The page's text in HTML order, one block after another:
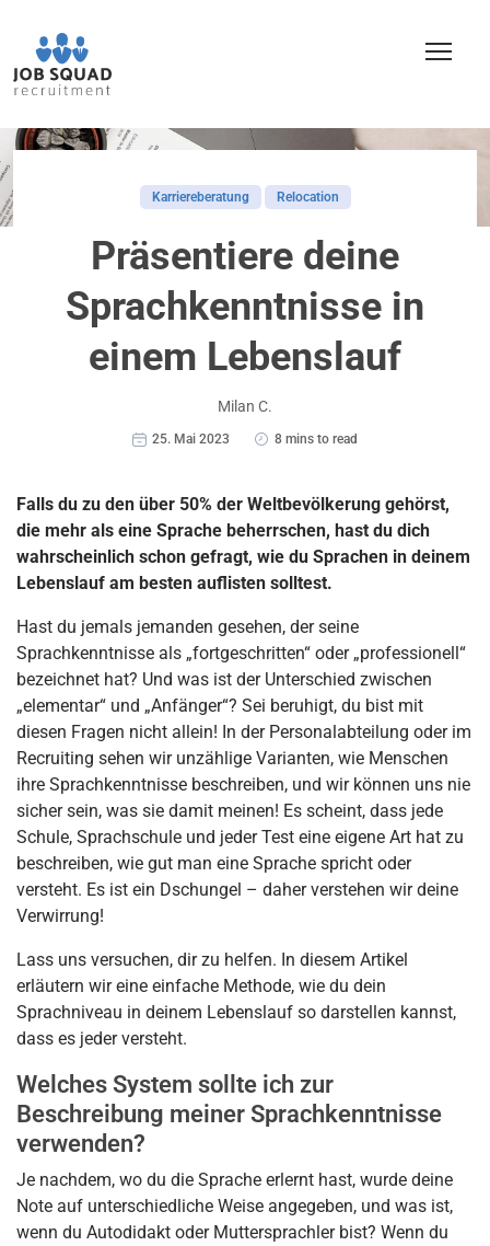
Karriereberatung Relocation
Präsentiere deine
Sprachkenntnisse in
einem Lebenslauf
Milan C.
25. Mai 2023 8 mins to read
Falls du zu den über 50% der Weltbevölkerung gehörst,
die mehr als eine Sprache beherrschen, hast du dich
wahrscheinlich schon gefragt, wie du Sprachen in deinem
Lebenslauf am besten auflisten solltest.
Hast du jemals jemanden gesehen, der seine
Sprachkenntnisse als „fortgeschritten“ oder „professionell“
bezeichnet hat? Und was ist der Unterschied zwischen
„elementar“ und „Anfänger“? Sei beruhigt, du bist mit
diesen Fragen nicht allein! In der Personalabteilung oder im
Recruiting sehen wir unzählige Varianten, wie Menschen
ihre Sprachkenntnisse beschreiben, und wir können uns nie
sicher sein, was sie damit meinen! Es scheint, dass jede
Schule, Sprachschule und jeder Test eine eigene Art hat zu
beschreiben, wie gut man eine Sprache spricht oder
versteht. Es ist ein Dschungel – daher verstehen wir deine
Verwirrung!
Lass uns versuchen, dir zu helfen. In diesem Artikel
erläutern wir eine einfache Methode, wie du dein
Sprachniveau in deinem Lebenslauf so darstellen kannst,
dass es jeder versteht.
Welches System sollte ich zur
Beschreibung meiner Sprachkenntnisse
verwenden?
Je nachdem, wo du die Sprache erlernt hast, wurde deine
Note auf unterschiedliche Weise angegeben, und was ist,
wenn du Autodidakt oder Muttersprachler bist? Wenn du